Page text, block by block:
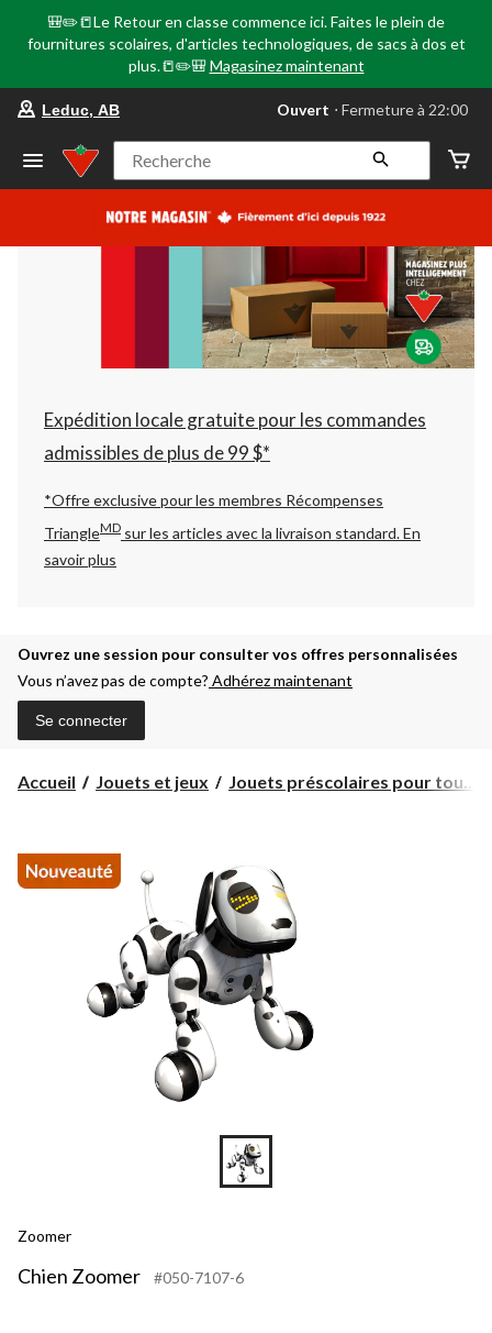
🎒✏️📒Le Retour en classe commence ici. Faites le plein de
fournitures scolaires, d'articles technologiques, de sacs à dos et
plus.📒✏️🎒 Magasinez maintenant
votre
préféré
Leduc,
AB,
courament
Fermeture
à
22:00
cliquer
pour
changer
Leduc, AB Ouvert ⋅ Fermeture à 22:00
Recherche
Expédition locale gratuite pour les commandes
admissibles de plus de 99 $*
*Offre exclusive pour les membres Récompenses
TriangleMD sur les articles avec la livraison standard.En
savoir plus
Ouvrez une session pour consulter vos offres personnalisées
Vous n’avez pas de compte? Adhérez maintenant
Se connecter
Accueil Jouets et jeux Jouets préscolaires pour tou...
Zoomer
Chien Zoomer #050-7107-6